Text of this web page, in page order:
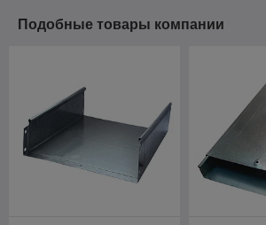
Подобные товары компании